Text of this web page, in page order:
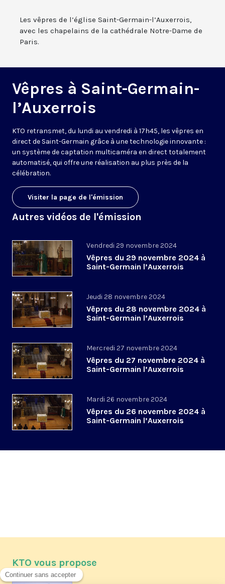
Les vêpres de l’église Saint-Germain-l’Auxerrois,
avec les chapelains de la cathédrale Notre-Dame de
Paris.
Vêpres à Saint-Germain-
l’Auxerrois
KTO retransmet, du lundi au vendredi à 17h45, les vêpres en
direct de Saint-Germain grâce à une technologie innovante :
un système de captation multicaméra en direct totalement
automatisé, qui offre une réalisation au plus près de la
célébration.
Visiter la page de l'émission
Autres vidéos de l'émission
Vendredi 29 novembre 2024
Vêpres du 29 novembre 2024 à
Saint-Germain l’Auxerrois
Jeudi 28 novembre 2024
Vêpres du 28 novembre 2024 à
Saint-Germain l’Auxerrois
Mercredi 27 novembre 2024
Vêpres du 27 novembre 2024 à
Saint-Germain l’Auxerrois
Mardi 26 novembre 2024
Vêpres du 26 novembre 2024 à
Saint-Germain l’Auxerrois
KTO vous propose